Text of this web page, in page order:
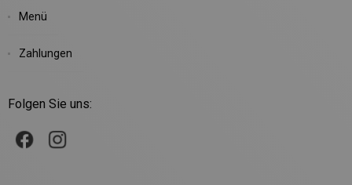
Menü
Zahlungen
Folgen Sie uns: